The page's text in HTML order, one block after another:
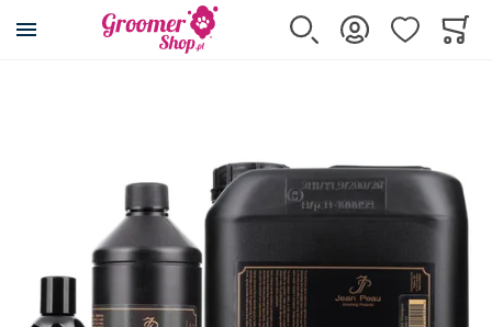
Przejdź na stronę główną
Szukaj Zaloguj sięUlubione